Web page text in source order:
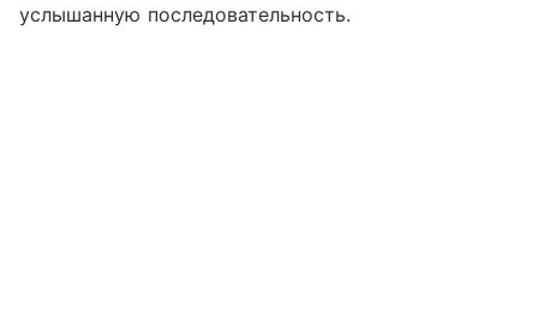
услышанную последовательность.